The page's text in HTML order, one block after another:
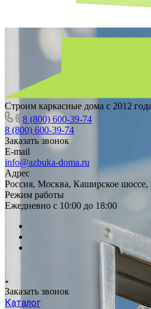
Строим каркасные дома с 2012 года
8 (800) 600-39-74
8 (800) 600-39-74
Заказать звонок
E-mail
info@azbuka-doma.ru
Адрес
Россия, Москва, Каширское шоссе,
Режим работы
Ежедневно с 10:00 до 18:00
Заказать звонок
Каталог